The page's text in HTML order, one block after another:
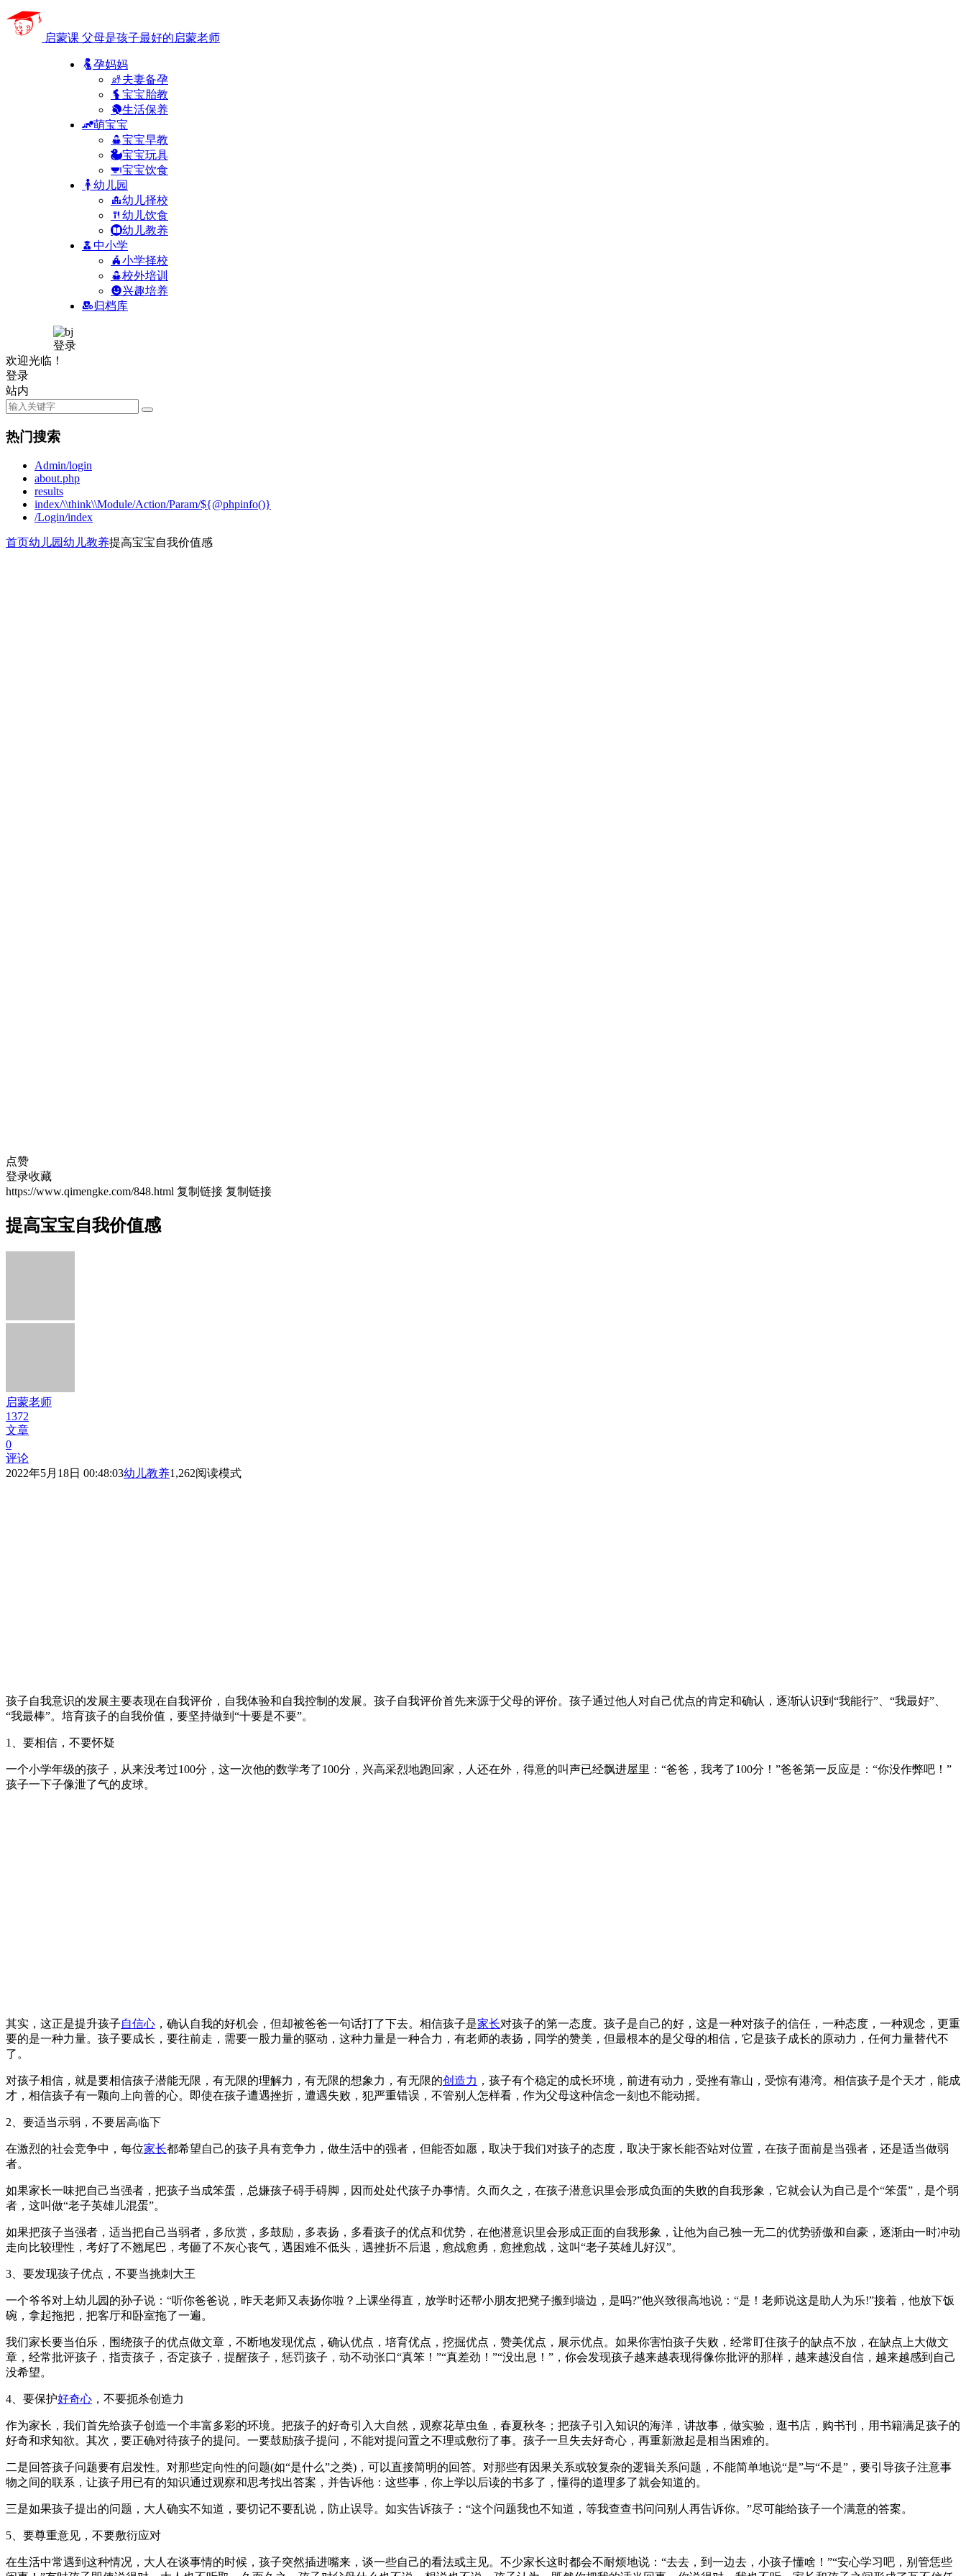
启蒙课 父母是孩子最好的启蒙老师
孕妈妈
夫妻备孕
宝宝胎教
生活保养
萌宝宝
宝宝早教
宝宝玩具
宝宝饮食
幼儿园
幼儿择校
幼儿饮食
幼儿教养
中小学
小学择校
校外培训
兴趣培养
归档库
登录
欢迎光临！
登录
站内
热门搜索
Admin/login
about.php
results
index/\\think\\Module/Action/Param/${@phpinfo()}
/Login/index
首页幼儿园幼儿教养提高宝宝自我价值感
点赞
登录收藏
https://www.qimengke.com/848.html 复制链接 复制链接
提高宝宝自我价值感
启蒙老师
1372
文章
0
评论
2022年5月18日 00:48:03幼儿教养1,262阅读模式
孩子自我意识的发展主要表现在自我评价，自我体验和自我控制的发展。孩子自我评价首先来源于父母的评价。孩子通过他人对自己优点的肯定和确认，逐渐认识到“我能行”、“我最好”、
“我最棒”。培育孩子的自我价值，要坚持做到“十要是不要”。
1、要相信，不要怀疑
一个小学年级的孩子，从来没考过100分，这一次他的数学考了100分，兴高采烈地跑回家，人还在外，得意的叫声已经飘进屋里：“爸爸，我考了100分！”爸爸第一反应是：“你没作弊吧！”
孩子一下子像泄了气的皮球。
其实，这正是提升孩子自信心 ，确认自我的好机会，但却被爸爸一句话打了下去。相信孩子是家长对孩子的第一态度。孩子是自己的好，这是一种对孩子的信任，一种态度，一种观念，更重
要的是一种力量。孩子要成长，要往前走，需要一股力量的驱动，这种力量是一种合力，有老师的表扬，同学的赞美，但最根本的是父母的相信，它是孩子成长的原动力，任何力量替代不
了。
对孩子相信，就是要相信孩子潜能无限，有无限的理解力，有无限的想象力，有无限的创造力 ，孩子有个稳定的成长环境，前进有动力，受挫有靠山，受惊有港湾。相信孩子是个天才，能成
才，相信孩子有一颗向上向善的心。即使在孩子遭遇挫折，遭遇失败，犯严重错误，不管别人怎样看，作为父母这种信念一刻也不能动摇。
2、要适当示弱，不要居高临下
在激烈的社会竞争中，每位家长都希望自己的孩子具有竞争力，做生活中的强者，但能否如愿，取决于我们对孩子的态度，取决于家长能否站对位置，在孩子面前是当强者，还是适当做弱
者。
如果家长一味把自己当强者，把孩子当成笨蛋，总嫌孩子碍手碍脚，因而处处代孩子办事情。久而久之，在孩子潜意识里会形成负面的失败的自我形象，它就会认为自己是个“笨蛋”，是个弱
者，这叫做“老子英雄儿混蛋”。
如果把孩子当强者，适当把自己当弱者，多欣赏，多鼓励，多表扬，多看孩子的优点和优势，在他潜意识里会形成正面的自我形象，让他为自己独一无二的优势骄傲和自豪，逐渐由一时冲动
走向比较理性，考好了不翘尾巴，考砸了不灰心丧气，遇困难不低头，遇挫折不后退，愈战愈勇，愈挫愈战，这叫“老子英雄儿好汉”。
3、要发现孩子优点，不要当挑刺大王
一个爷爷对上幼儿园的孙子说：“听你爸爸说，昨天老师又表扬你啦？上课坐得直，放学时还帮小朋友把凳子搬到墙边，是吗?”他兴致很高地说：“是！老师说这是助人为乐!”接着，他放下饭
碗，拿起拖把，把客厅和卧室拖了一遍。
我们家长要当伯乐，围绕孩子的优点做文章，不断地发现优点，确认优点，培育优点，挖掘优点，赞美优点，展示优点。如果你害怕孩子失败，经常盯住孩子的缺点不放，在缺点上大做文
章，经常批评孩子，指责孩子，否定孩子，提醒孩子，惩罚孩子，动不动张口“真笨！”“真差劲！”“没出息！”，你会发现孩子越来越表现得像你批评的那样，越来越没自信，越来越感到自己
没希望。
4、要保护好奇心 ，不要扼杀创造力
作为家长，我们首先给孩子创造一个丰富多彩的环境。把孩子的好奇引入大自然，观察花草虫鱼，春夏秋冬；把孩子引入知识的海洋，讲故事，做实验，逛书店，购书刊，用书籍满足孩子的
好奇和求知欲。其次，要正确对待孩子的提问。一要鼓励孩子提问，不能对提问置之不理或敷衍了事。孩子一旦失去好奇心，再重新激起是相当困难的。
二是回答孩子问题要有启发性。对那些定向性的问题(如“是什么”之类)，可以直接简明的回答。对那些有因果关系或较复杂的逻辑关系问题，不能简单地说“是”与“不是”，要引导孩子注意事
物之间的联系，让孩子用已有的知识通过观察和思考找出答案，并告诉他：这些事，你上学以后读的书多了，懂得的道理多了就会知道的。
三是如果孩子提出的问题，大人确实不知道，要切记不要乱说，防止误导。如实告诉孩子：“这个问题我也不知道，等我查查书问问别人再告诉你。”尽可能给孩子一个满意的答案。
5、要尊重意见，不要敷衍应对
在生活中常遇到这种情况，大人在谈事情的时候，孩子突然插进嘴来，谈一些自己的看法或主见。不少家长这时都会不耐烦地说：“去去，到一边去，小孩子懂啥！”“安心学习吧，别管恁些